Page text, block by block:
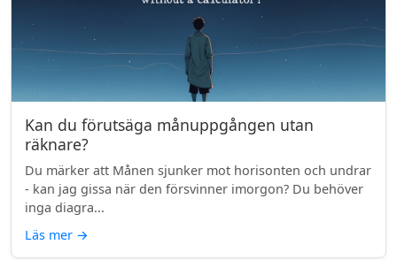
Kan du förutsäga månuppgången utan
räknare?
Du märker att Månen sjunker mot horisonten och undrar
- kan jag gissa när den försvinner imorgon? Du behöver
inga diagra...
Läs mer →